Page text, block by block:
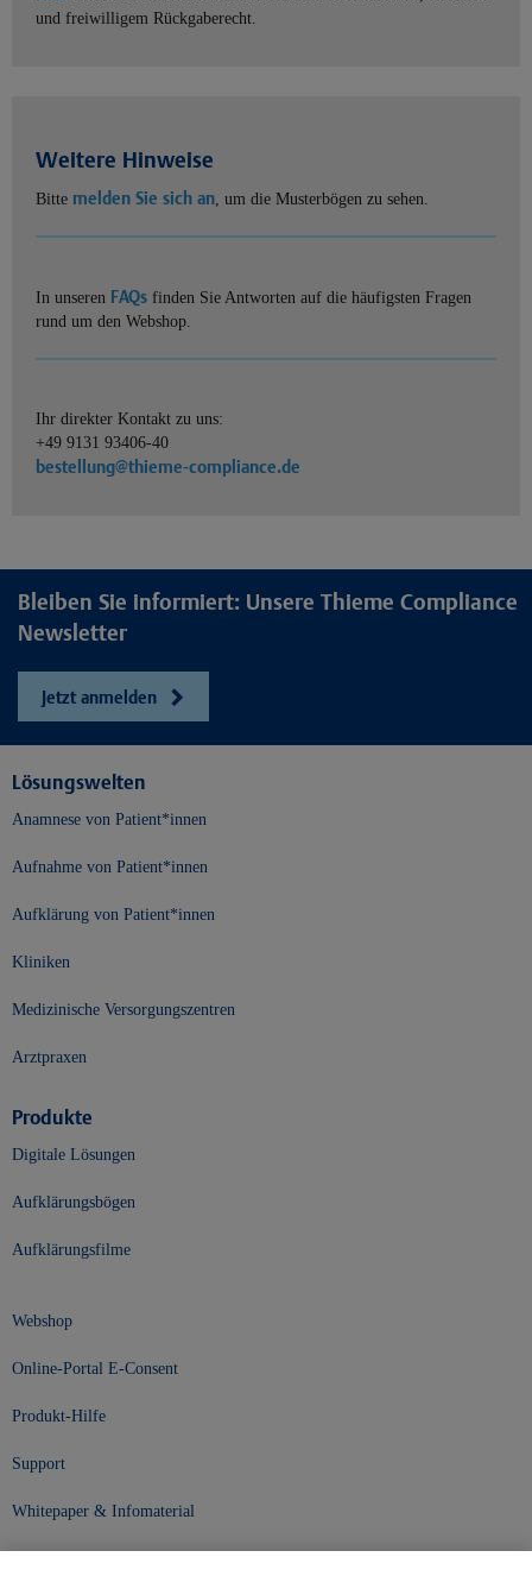
und freiwilligem Rückgaberecht.
Weitere Hinweise
Bitte melden Sie sich an, um die Musterbögen zu sehen.
In unseren FAQs finden Sie Antworten auf die häufigsten Fragen
rund um den Webshop.
Ihr direkter Kontakt zu uns:
+49 9131 93406-40
bestellung@thieme-compliance.de
Bleiben Sie informiert: Unsere Thieme Compliance
Newsletter
Jetzt anmelden
Lösungswelten
Anamnese von Patient*innen
Aufnahme von Patient*innen
Aufklärung von Patient*innen
Kliniken
Medizinische Versorgungszentren
Arztpraxen
Produkte
Digitale Lösungen
Aufklärungsbögen
Aufklärungsfilme
Webshop
Online-Portal E-Consent
Produkt-Hilfe
Support
Whitepaper & Infomaterial